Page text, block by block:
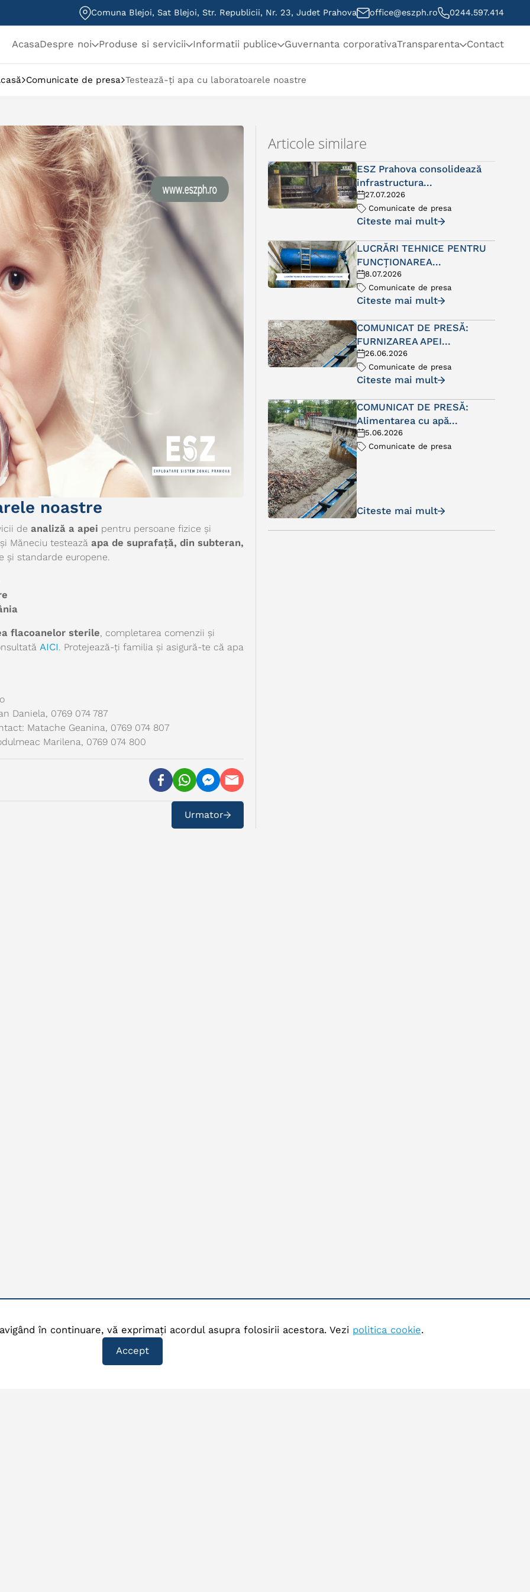
Comuna Blejoi, Sat Blejoi, Str. Republicii, Nr. 23, Judet Prahova office@eszph.ro 0244.597.414
AcasaDespre noi Produse si servicii Informatii publice Guvernanta corporativaTransparenta Contact
Comunicate de presa Testează-ți apa cu laboratoarele noastre
noastre
de analiză a apei pentru persoane fizice și
Măneciu testează apa de suprafață, din subteran,
și standarde europene.
flacoanelor sterile, completarea comenzii și
AICI. Protejează-ți familia și asigură-te că apa
Daniela, 0769 074 787
Matache Geanina, 0769 074 807
Marilena, 0769 074 800
Urmator
Articole similare
ESZ Prahova consolidează
infrastructura...
27.07.2026
Comunicate de presa
Citeste mai mult
LUCRĂRI TEHNICE PENTRU
FUNCȚIONAREA...
8.07.2026
Comunicate de presa
Citeste mai mult
COMUNICAT DE PRESĂ:
FURNIZAREA APEI...
26.06.2026
Comunicate de presa
Citeste mai mult
COMUNICAT DE PRESĂ:
Alimentarea cu apă...
5.06.2026
Comunicate de presa
Citeste mai mult
în continuare, vă exprimați acordul asupra folosirii acestora. Vezi politica cookie.
Accept